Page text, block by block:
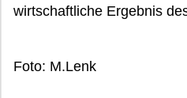
wirtschaftliche Ergebnis
Foto: M.Lenk